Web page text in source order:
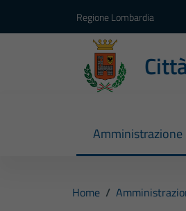
Regione Lombardia
Amministrazione
Home /